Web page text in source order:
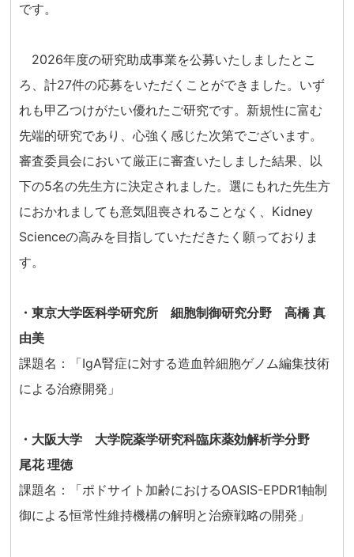
です。
2026年度の研究助成事業を公募いたしましたとこ
ろ、計27件の応募をいただくことができました。いず
れも甲乙つけがたい優れたご研究です。新規性に富む
先端的研究であり、心強く感じた次第でございます。
審査委員会において厳正に審査いたしました結果、以
下の5名の先生方に決定されました。選にもれた先生方
におかれましても意気阻喪されることなく、Kidney
Scienceの高みを目指していただきたく願っておりま
す。
・東京大学医科学研究所 細胞制御研究分野 高橋 真
由美
課題名：「IgA腎症に対する造血幹細胞ゲノム編集技術
による治療開発」
・大阪大学 大学院薬学研究科臨床薬効解析学分野
尾花 理徳
課題名：「ポドサイト加齢におけるOASIS-EPDR1軸制
御による恒常性維持機構の解明と治療戦略の開発」